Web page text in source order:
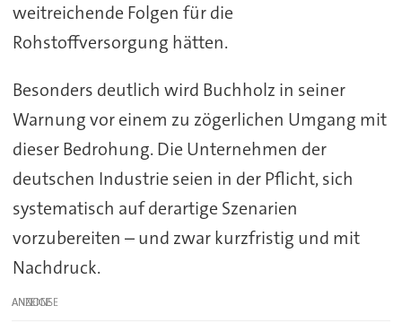
weitreichende Folgen für die
Rohstoffversorgung hätten.
Besonders deutlich wird Buchholz in seiner
Warnung vor einem zu zögerlichen Umgang mit
dieser Bedrohung. Die Unternehmen der
deutschen Industrie seien in der Pflicht, sich
systematisch auf derartige Szenarien
vorzubereiten – und zwar kurzfristig und mit
Nachdruck.
ANZEIGE